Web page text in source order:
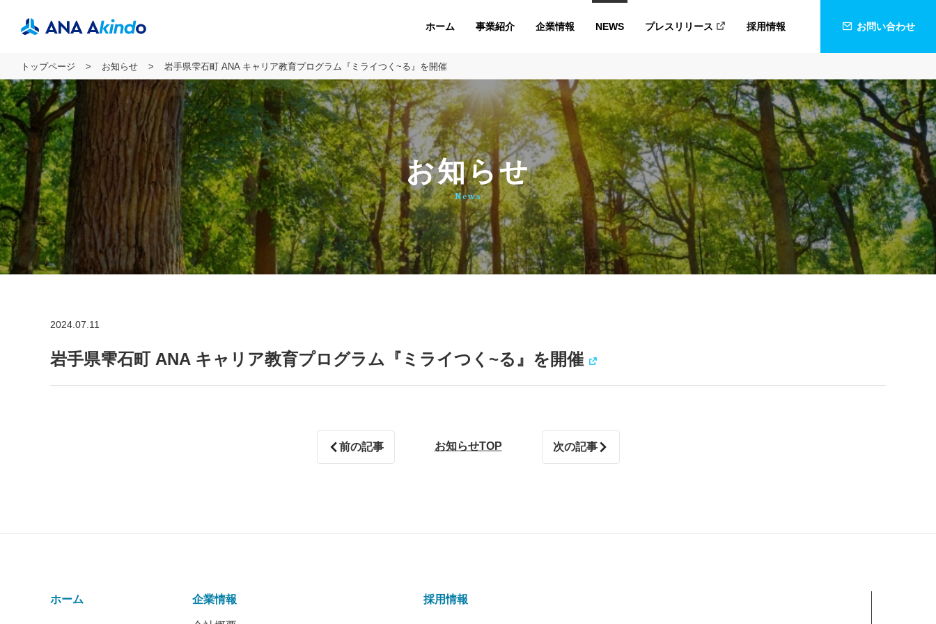
ホーム 事業紹介 企業情報 NEWS プレスリリース 採用情報 お問い合わせ
トップページ お知らせ 岩手県雫石町 ANA キャリア教育プログラム『ミライつく~る』を開催
お知らせ
News
2024.07.11
岩手県雫石町 ANA キャリア教育プログラム『ミライつく~る』を開催
前の記事 お知らせTOP 次の記事
ホーム 企業情報 採用情報